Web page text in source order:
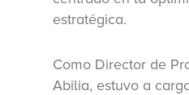
estratégica.
Como Director de
Abilia, estuvo a